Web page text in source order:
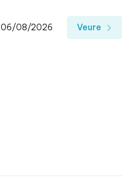
06/08/2026 Veure